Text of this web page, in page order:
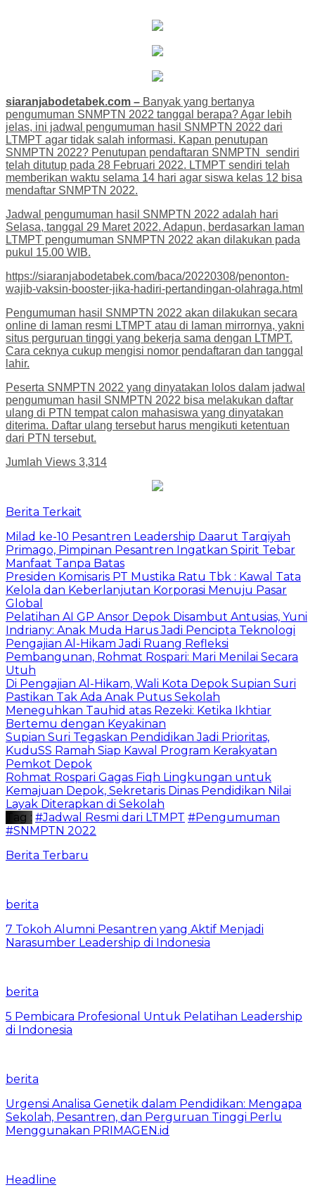
siaranjabodetabek.com – Banyak yang bertanya
pengumuman SNMPTN 2022 tanggal berapa? Agar lebih
jelas, ini jadwal pengumuman hasil SNMPTN 2022 dari
LTMPT agar tidak salah informasi. Kapan penutupan
SNMPTN 2022? Penutupan pendaftaran SNMPTN sendiri
telah ditutup pada 28 Februari 2022. LTMPT sendiri telah
memberikan waktu selama 14 hari agar siswa kelas 12 bisa
mendaftar SNMPTN 2022.
Jadwal pengumuman hasil SNMPTN 2022 adalah hari
Selasa, tanggal 29 Maret 2022. Adapun, berdasarkan laman
LTMPT pengumuman SNMPTN 2022 akan dilakukan pada
pukul 15.00 WIB.
https://siaranjabodetabek.com/baca/20220308/penonton-
wajib-vaksin-booster-jika-hadiri-pertandingan-olahraga.html
Pengumuman hasil SNMPTN 2022 akan dilakukan secara
online di laman resmi LTMPT atau di laman mirrornya, yakni
situs perguruan tinggi yang bekerja sama dengan LTMPT.
Cara ceknya cukup mengisi nomor pendaftaran dan tanggal
lahir.
Peserta SNMPTN 2022 yang dinyatakan lolos dalam jadwal
pengumuman hasil SNMPTN 2022 bisa melakukan daftar
ulang di PTN tempat calon mahasiswa yang dinyatakan
diterima. Daftar ulang tersebut harus mengikuti ketentuan
dari PTN tersebut.
Jumlah Views 3,314
Berita Terkait
Milad ke-10 Pesantren Leadership Daarut Tarqiyah
Primago, Pimpinan Pesantren Ingatkan Spirit Tebar
Manfaat Tanpa Batas
Presiden Komisaris PT Mustika Ratu Tbk : Kawal Tata
Kelola dan Keberlanjutan Korporasi Menuju Pasar
Global
Pelatihan AI GP Ansor Depok Disambut Antusias, Yuni
Indriany: Anak Muda Harus Jadi Pencipta Teknologi
Pengajian Al-Hikam Jadi Ruang Refleksi
Pembangunan, Rohmat Rospari: Mari Menilai Secara
Utuh
Di Pengajian Al-Hikam, Wali Kota Depok Supian Suri
Pastikan Tak Ada Anak Putus Sekolah
Meneguhkan Tauhid atas Rezeki: Ketika Ikhtiar
Bertemu dengan Keyakinan
Supian Suri Tegaskan Pendidikan Jadi Prioritas,
KuduSS Ramah Siap Kawal Program Kerakyatan
Pemkot Depok
Rohmat Rospari Gagas Fiqh Lingkungan untuk
Kemajuan Depok, Sekretaris Dinas Pendidikan Nilai
Layak Diterapkan di Sekolah
Tag : #Jadwal Resmi dari LTMPT #Pengumuman
#SNMPTN 2022
Berita Terbaru
berita
7 Tokoh Alumni Pesantren yang Aktif Menjadi
Narasumber Leadership di Indonesia
berita
5 Pembicara Profesional Untuk Pelatihan Leadership
di Indonesia
berita
Urgensi Analisa Genetik dalam Pendidikan: Mengapa
Sekolah, Pesantren, dan Perguruan Tinggi Perlu
Menggunakan PRIMAGEN.id
Headline